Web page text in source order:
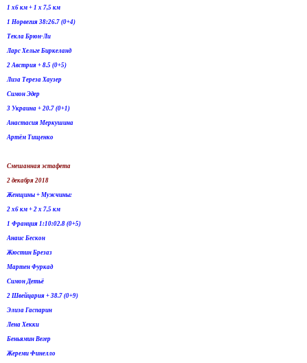
1 х6 км + 1 х 7,5 км
1 Норвегия 38:26.7 (0+4)
Текла Брюн-Ли
Ларс Хельге Биркеланд
2 Австрия + 8.5 (0+5)
Лиза Тереза Хаузер
Симон Эдер
3 Украина + 20.7 (0+1)
Анастасия Меркушина
Артём Тищенко
Смешанная эстафета
2 декабря 2018
Женщины + Мужчины:
2 х6 км + 2 х 7,5 км
1 Франция 1:10:02.8 (0+5)
Анаис Бескон
Жюстин Брезаз
Мартен Фуркад
Симон Детьё
2 Швейцария + 38.7 (0+9)
Элиза Гаспарин
Лена Хекки
Беньямин Вегер
Жереми Финелло